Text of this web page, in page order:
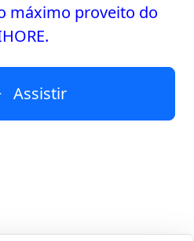
máximo proveito do
Assistir